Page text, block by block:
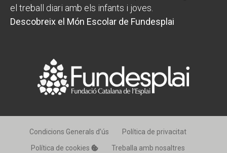
el treball diari amb els infants i joves.
Descobreix el Món Escolar de Fundesplai
Condicions Generals d’ús
Política de privacitat
Política de cookies
Treballa amb nosaltres